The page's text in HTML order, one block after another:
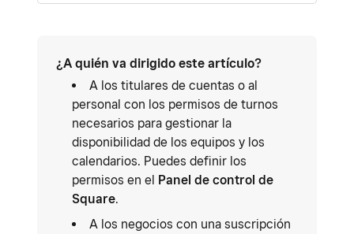
¿A quién va dirigido este artículo?
A los titulares de cuentas o al
personal con los permisos de turnos
necesarios para gestionar la
disponibilidad de los equipos y los
calendarios. Puedes definir los
permisos en el Panel de control de
Square.
A los negocios con una suscripción